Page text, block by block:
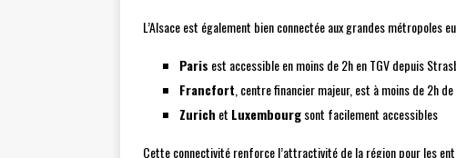
L’Alsace est également bien connectée aux grandes métropoles
Paris est accessible en moins de 2h en TGV depuis
Francfort , centre financier majeur, est à moins de 2h
Zurich et Luxembourgsont facilement accessibles
Cette connectivité renforce l’attractivité de la région pour les